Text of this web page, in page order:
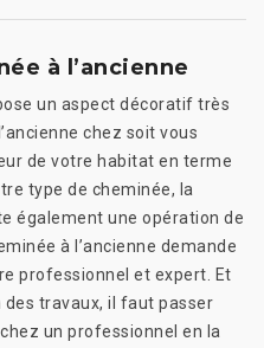
à l’ancienne
un aspect décoratif très
chez soit vous
de votre habitat en terme
type de cheminée, la
également une opération de
à l’ancienne demande
professionnel et expert. Et
travaux, il faut passer
un professionnel en la